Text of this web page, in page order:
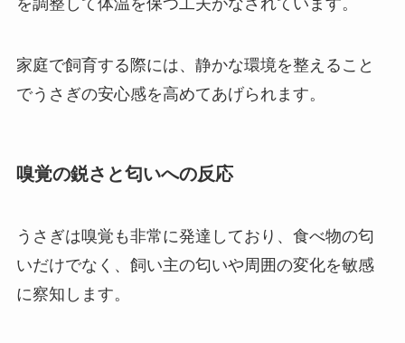
を調整して体温を保つ工夫がなされています。
家庭で飼育する際には、静かな環境を整えること
でうさぎの安心感を高めてあげられます。
嗅覚の鋭さと匂いへの反応
うさぎは嗅覚も非常に発達しており、食べ物の匂
いだけでなく、飼い主の匂いや周囲の変化を敏感
に察知します。